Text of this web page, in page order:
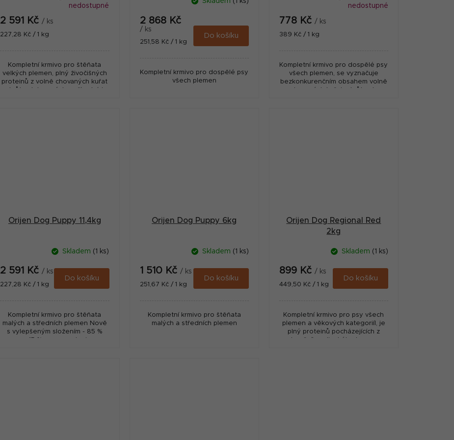
nedostupné
2 591 Kč / ks
Měrná
227,28 Kč / 1 kg
Kompletní krmivo pro štěňata
velkých plemen, plný živočišných
proteinů z volně chovaných kuřat
a krůt, ryb lovených v přírodních
2 868 Kč
/ ks
Měrná
251,58 Kč / 1 kg
Do košíku
Kompletní krmivo pro dospělé psy
všech plemen
nedostupné
778 Kč / ks
Měrná
389 Kč / 1 kg
Kompletní krmivo pro dospělé psy
všech plemen, se vyznačuje
bezkonkurenčním obsahem volně
chovaných kuřat a krůt, ryb
Orijen Dog Puppy 11,4kg
Skladem (1 ks)
2 591 Kč/ ks
Měrná
227,28 Kč / 1 kg
Do košíku
Kompletní krmivo pro štěňata
malých a středních plemen Nově
s vylepšeným složením - 85 %
masa; 15 % ovoce, zeleniny a
Orijen Dog Puppy 6kg
Skladem (1 ks)
1 510 Kč / ks
Měrná
251,67 Kč / 1 kg
Do košíku
Kompletní krmivo pro štěňata
malých a středních plemen
Orijen Dog Regional Red
2kg
Skladem (1 ks)
899 Kč / ks
Měrná
449,50 Kč / 1 kg
Do košíku
Kompletní krmivo pro psy všech
plemen a věkových kategoriíl, je
plný proteinů pocházejících z
hovězího, divokého kance,